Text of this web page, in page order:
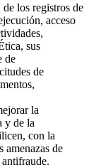
los registros de
acceso
sus
de
de
la
y de la
con la
de